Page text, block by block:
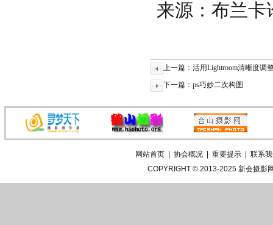
来源：布兰卡
上一篇：活用Lightroom清晰度调
下一篇：ps巧妙二次构图
网站首页 协会概况 重要提示
联系
COPYRIGHT © 2013-2025 新会摄影